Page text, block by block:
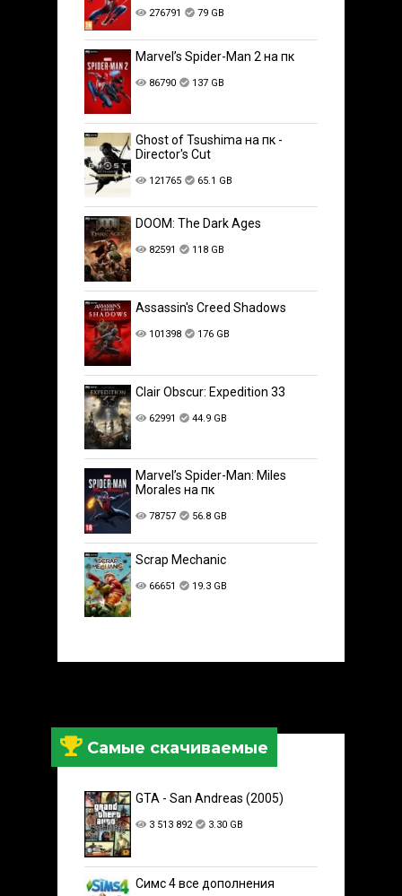
276791 79 GB
Marvel’s Spider-Man 2 на пк
86790 137 GB
Ghost of Tsushima на пк -
Director's Cut
121765 65.1 GB
DOOM: The Dark Ages
82591 118 GB
Assassin's Creed Shadows
101398 176 GB
Clair Obscur: Expedition 33
62991 44.9 GB
Marvel’s Spider-Man: Miles
Morales на пк
78757 56.8 GB
Scrap Mechanic
66651 19.3 GB
Самые скачиваемые
GTA - San Andreas (2005)
3 513 892 3.30 GB
Симс 4 все дополнения